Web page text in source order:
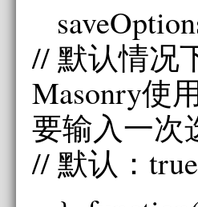
// 默认情况
Masonry使
要输入一次
// 默认：true